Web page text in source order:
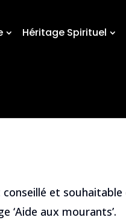
Héritage Spirituel
et souhaitable
‘Aide aux mourants’.